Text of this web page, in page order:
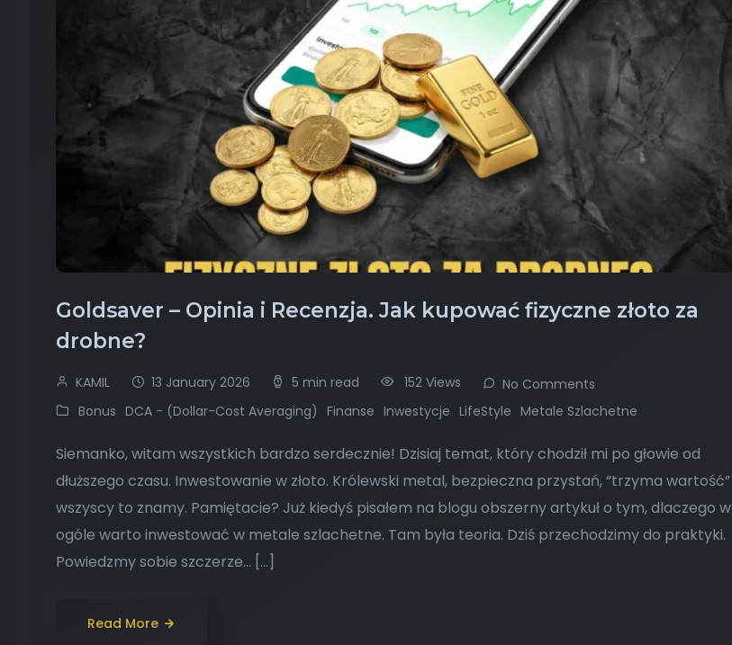
Goldsaver – Opinia i Recenzja. Jak kupować fizyczne złoto za
drobne?
KAMIL 13 January 2026 5 min read 152 Views
No Comments
Bonus DCA - (Dollar-Cost Averaging) Finanse Inwestycje LifeStyle Metale Szlachetne
Siemanko, witam wszystkich bardzo serdecznie! Dzisiaj temat, który chodził mi po głowie od
dłuższego czasu. Inwestowanie w złoto. Królewski metal, bezpieczna przystań, “trzyma wartość”
wszyscy to znamy. Pamiętacie? Już kiedyś pisałem na blogu obszerny artykuł o tym, dlaczego w
ogóle warto inwestować w metale szlachetne. Tam była teoria. Dziś przechodzimy do praktyki.
Powiedzmy sobie szczerze… […]
Read More